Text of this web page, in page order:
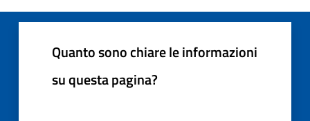
Quanto sono chiare le informazioni
su questa pagina?